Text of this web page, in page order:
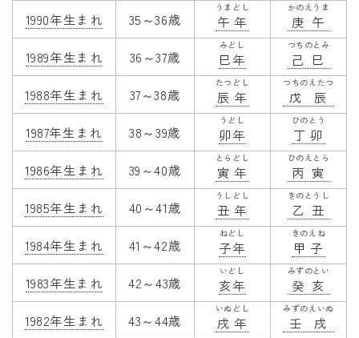
1990年生まれ 35～36歳 午年
うまどし
庚午
かのえうま
1989年生まれ 36～37歳 巳年
みどし
己巳
つちのとみ
1988年生まれ 37～38歳 辰年
たつどし
戊辰
つちのえたつ
1987年生まれ 38～39歳 卯年
うどし
丁卯
ひのとう
1986年生まれ 39～40歳 寅年
とらどし
丙寅
ひのえとら
1985年生まれ 40～41歳 丑年
うしどし
乙丑
きのとうし
1984年生まれ 41～42歳 子年
ねどし
甲子
きのえね
1983年生まれ 42～43歳 亥年
いどし
癸亥
みずのとい
1982年生まれ 43～44歳 戌年
いぬどし
壬戌
みずのえいぬ